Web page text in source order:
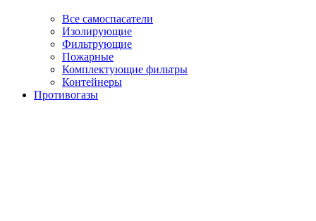
Все самоспасатели
Изолирующие
Фильтрующие
Пожарные
Комплектующие фильтры
Контейнеры
Противогазы